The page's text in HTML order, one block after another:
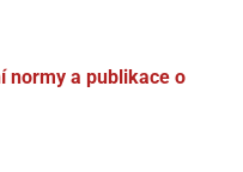
normy a publikace o